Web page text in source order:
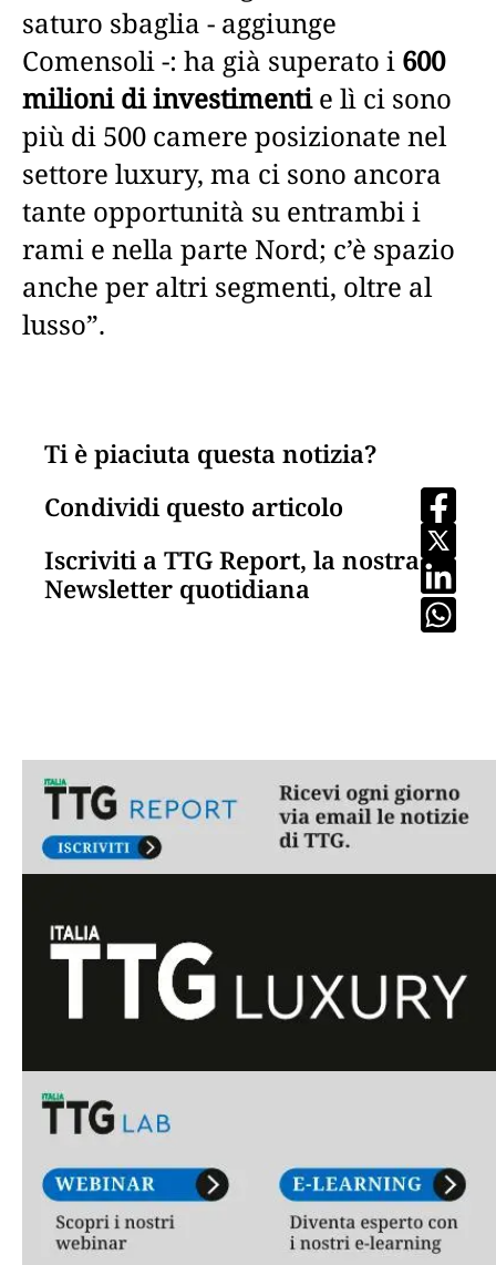
saturo sbaglia - aggiunge
Comensoli -: ha già superato i 600
milioni di investimentie lì ci sono
più di 500 camere posizionate nel
settore luxury, ma ci sono ancora
tante opportunità su entrambi i
rami e nella parte Nord; c’è spazio
anche per altri segmenti, oltre al
lusso”.
Ti è piaciuta questa notizia?
Condividi questo articolo
Iscriviti a TTG Report, la nostra
Newsletter quotidiana